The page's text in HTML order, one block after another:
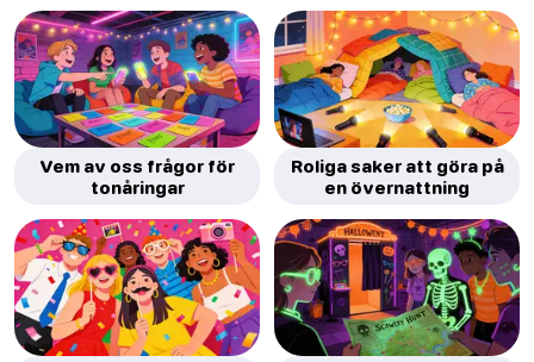
Vem av oss frågor för
tonåringar
Roliga saker att göra på
en övernattning